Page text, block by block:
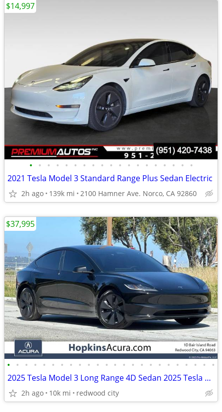
• • • • • • • • • • • • • • • • • • •
2021 Tesla Model 3 Standard Range Plus Sedan Electric
2h ago 139k mi 2100 Hamner Ave. Norco, CA 92860
$14,997
• • • • • • • • • • • • • • • • • • • • • • • •
2025 Tesla Model 3 Long Range 4D Sedan 2025 Tesla Model 3 Electric Mot
2h ago 10k mi redwood city
$37,995